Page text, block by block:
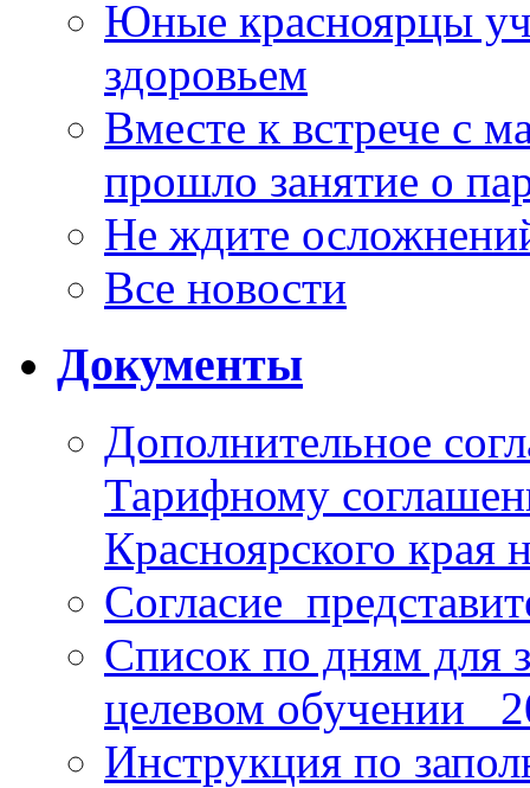
Юные красноярцы
здоровьем
Вместе к встрече с
прошло занятие о
Не ждите
Все новости
Документы
Дополнительное
Тарифному
Красноярского края
Список по дням для
целевом обучении_
Инструкция по